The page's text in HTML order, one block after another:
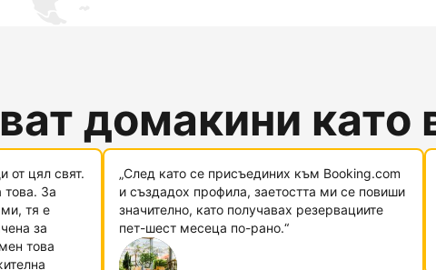
домакини като
от цял свят.
това. За
тя е
за
това
„След като се присъединих към Booking.com
и създадох профила, заетостта ми се повиши
значително, като получавах резервациите
пет-шест месеца по-рано.“